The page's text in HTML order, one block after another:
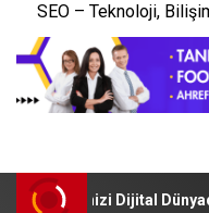
SEO – Teknoloji,
İşletmenizi Dijital Dünyada